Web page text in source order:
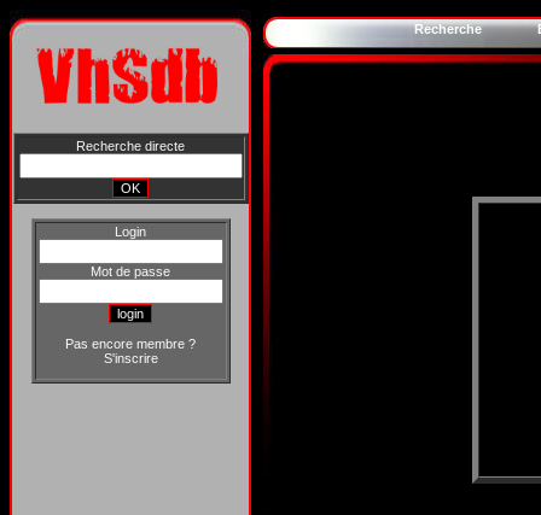
Recherche directe
Login
Mot de passe
Pas encore membre ?
S'inscrire
Recherche